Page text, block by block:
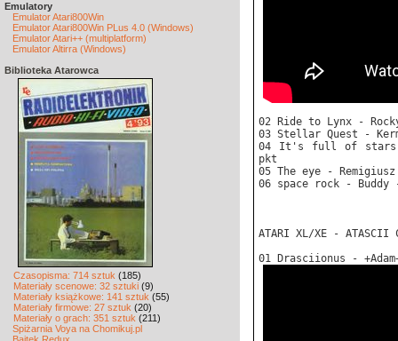
Emulatory
Emulator Atari800Win
Emulator Atari800Win PLus 4.0 (Windows)
Emulator Atari++ (multiplatform)
Emulator Altirra (Windows)
Biblioteka Atarowca
Czasopisma: 714 sztuk (185)
Materiały scenowe: 32 sztuki (9)
Materiały książkowe: 141 sztuk (55)
Materiały firmowe: 27 sztuk (20)
Materiały o grach: 351 sztuk (211)
Spiżarnia Voya na Chomikuj.pl
02 Ride to Lynx -
03 Stellar Quest -
04 It's full of stars -
pkt
05 The eye -
06 space rock -
ATARI XL/XE - ATASCII
01 Drasciionus -